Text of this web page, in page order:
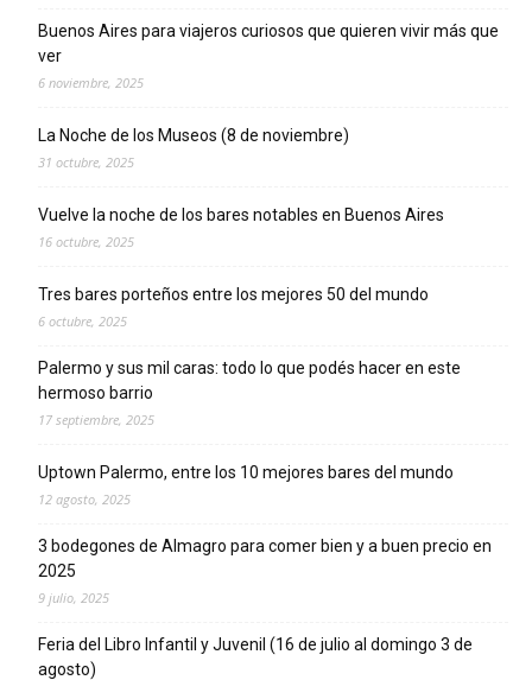
Buenos Aires para viajeros curiosos que quieren vivir más que
ver
6 noviembre, 2025
La Noche de los Museos (8 de noviembre)
31 octubre, 2025
Vuelve la noche de los bares notables en Buenos Aires
16 octubre, 2025
Tres bares porteños entre los mejores 50 del mundo
6 octubre, 2025
Palermo y sus mil caras: todo lo que podés hacer en este
hermoso barrio
17 septiembre, 2025
Uptown Palermo, entre los 10 mejores bares del mundo
12 agosto, 2025
3 bodegones de Almagro para comer bien y a buen precio en
2025
9 julio, 2025
Feria del Libro Infantil y Juvenil (16 de julio al domingo 3 de
agosto)